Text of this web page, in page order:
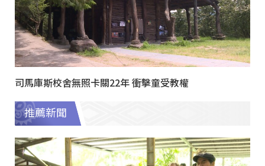
司馬庫斯校舍無照卡關22年 衝擊童受教權
推薦新聞